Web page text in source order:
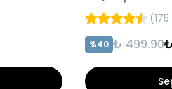
(
%40 ₺ 499.90